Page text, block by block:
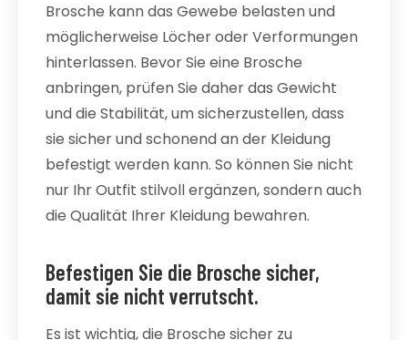
Brosche kann das Gewebe belasten und
möglicherweise Löcher oder Verformungen
hinterlassen. Bevor Sie eine Brosche
anbringen, prüfen Sie daher das Gewicht
und die Stabilität, um sicherzustellen, dass
sie sicher und schonend an der Kleidung
befestigt werden kann. So können Sie nicht
nur Ihr Outfit stilvoll ergänzen, sondern auch
die Qualität Ihrer Kleidung bewahren.
Befestigen Sie die Brosche sicher,
damit sie nicht verrutscht.
Es ist wichtig, die Brosche sicher zu